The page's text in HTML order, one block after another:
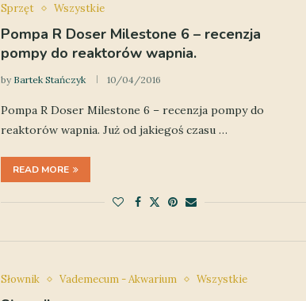
Sprzęt Wszystkie
Pompa R Doser Milestone 6 – recenzja
pompy do reaktorów wapnia.
by Bartek Stańczyk 10/04/2016
Pompa R Doser Milestone 6 – recenzja pompy do
reaktorów wapnia. Już od jakiegoś czasu …
READ MORE
Słownik Vademecum - Akwarium Wszystkie